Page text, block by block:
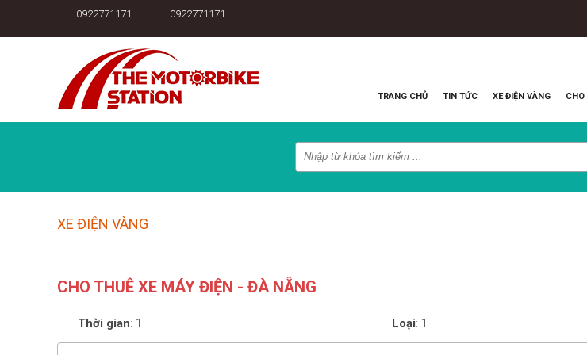
0922771171 0922771171
TRANG CHỦ TIN TỨC XE ĐIỆN VÀNG CHO
XE ĐIỆN VÀNG
CHO THUÊ XE MÁY ĐIỆN - ĐÀ NẴNG
Thời gian: 1 Loại: 1